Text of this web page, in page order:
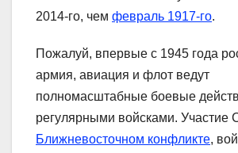
2014-го, чем февраль 1917-го.
Пожалуй, впервые с 1945 года
армия, авиация и флот ведут
полномасштабные боевые
регулярными войсками.
Ближневосточном конфликте,